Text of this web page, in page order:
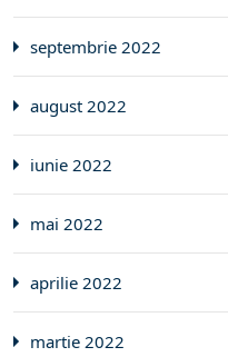
septembrie 2022
august 2022
iunie 2022
mai 2022
aprilie 2022
martie 2022